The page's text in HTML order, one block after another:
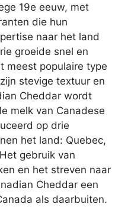
19e eeuw, met
die hun
naar het land
groeide snel en
meest populaire type
stevige textuur en
Cheddar wordt
melk van Canadese
op drie
het land: Quebec,
gebruik van
en het streven naar
Cheddar een
als daarbuiten.